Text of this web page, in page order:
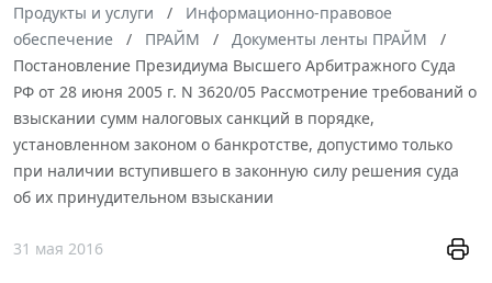
Продукты и услуги
Информационно-правовое
обеспечение
ПРАЙМ
Документы ленты ПРАЙМ
Постановление Президиума Высшего Арбитражного Суда
РФ от 28 июня 2005 г. N 3620/05 Рассмотрение требований о
взыскании сумм налоговых санкций в порядке,
установленном законом о банкротстве, допустимо только
при наличии вступившего в законную силу решения суда
об их принудительном взыскании
31 мая 2016